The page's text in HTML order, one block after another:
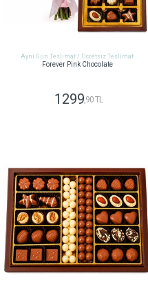
Aynı Gün Teslimat / Ücretsiz Teslimat
Forever Pink Chocolate
1299,90 TL